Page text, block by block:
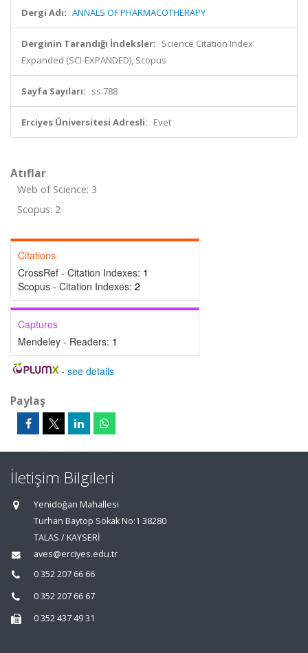
Dergi Adı: ANNALS OF PHARMACOTHERAPY
Derginin Tarandığı İndeksler: Science Citation Index
Expanded (SCI-EXPANDED), Scopus
Sayfa Sayıları: ss.788
Erciyes Üniversitesi Adresli: Evet
Atıflar
Web of Science: 3
Scopus: 2
Citations
CrossRef - Citation Indexes: 1
Scopus - Citation Indexes: 2
Captures
Mendeley - Readers: 1
- see details
Paylaş
İletişim Bilgileri
Yenidoğan Mahallesi
Turhan Baytop Sokak No:1 38280
TALAS / KAYSERİ
aves@erciyes.edu.tr
0 352 207 66 66
0 352 207 66 67
0 352 437 49 31